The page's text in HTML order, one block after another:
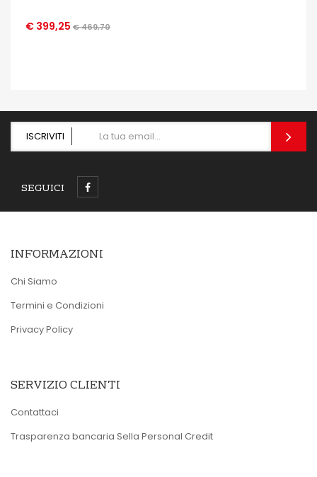
€ 399,25 € 469,70
OCCHIATA VELOCE
ISCRIVITI
SEGUICI
INFORMAZIONI
Chi Siamo
Termini e Condizioni
Privacy Policy
SERVIZIO CLIENTI
Contattaci
Trasparenza bancaria Sella Personal Credit